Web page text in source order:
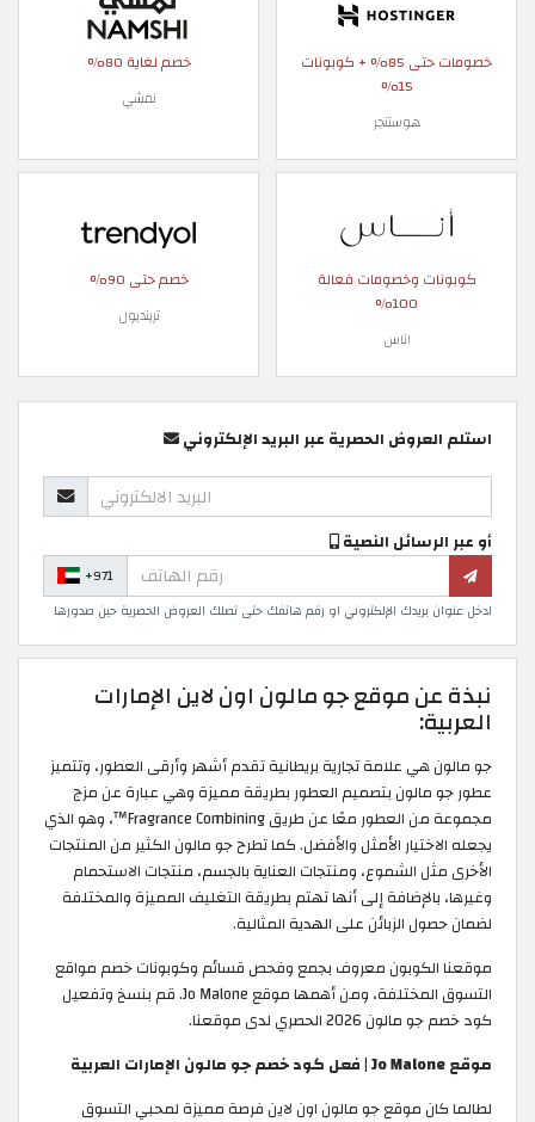
خصومات حتى 85% + كوبونات
15%
هوستنجر
خصم لغاية 80%
نمشي
كوبونات وخصومات فعالة
100%
اناس
خصم حتى 90%
ترينديول
استلم العروض الحصرية عبر البريد الإلكتروني
أو عبر الرسائل النصية
+971
ادخل عنوان بريدك الإلكتروني او رقم هاتفك حتى تصلك العروض الحصرية حين صدورها
نبذة عن موقع جو مالون اون لاين الإمارات
العربية:
جو مالون هي علامة تجارية بريطانية تقدم أشهر وأرقى العطور، وتتميز
عطور جو مالون بتصميم العطور بطريقة مميزة وهي عبارة عن مزج
مجموعة من العطور معًا عن طريق Fragrance Combining™، وهو الذي
يجعله الاختيار الأمثل والأفضل. كما تطرح جو مالون الكثير من المنتجات
الأخرى مثل الشموع، ومنتجات العناية بالجسم، منتجات الاستحمام
وغيرها، بالإضافة إلى أنها تهتم بطريقة التغليف المميزة والمختلفة
لضمان حصول الزبائن على الهدية المثالية.
موقعنا الكوبون معروف بجمع وفحص قسائم وكوبونات خصم مواقع
التسوق المختلفة، ومن أهمها موقع Jo Malone. قم بنسخ وتفعيل
كود خصم جو مالون 2026 الحصري لدى موقعنا.
موقع Jo Malone | فعل كود خصم جو مالون الإمارات العربية
لطالما كان موقع جو مالون اون لاين فرصة مميزة لمحبي التسوق